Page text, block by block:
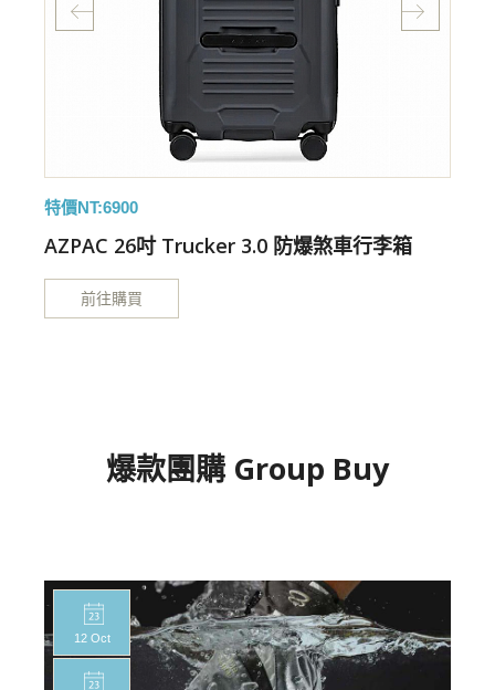
特價NT:6900
AZPAC 26吋 Trucker 3.0 防爆煞車行李箱
前往購買
爆款團購 Group Buy
12 Oct